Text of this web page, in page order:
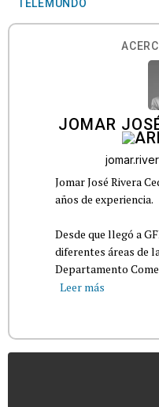
TELEMUNDO
JOMAR
Jomar José Rivera
años de experiencia.
Desde que llegó a
diferentes áreas de
Departamento
Leer más